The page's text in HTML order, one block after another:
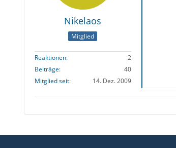
Nikelaos
Mitglied
Reaktionen
2
Beiträge
40
Mitglied seit
14. Dez. 2009